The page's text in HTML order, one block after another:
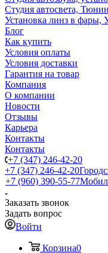
Студия автосвета,
Установка линз в фары,
Блог
Как купить
Условия оплаты
Условия доставки
Гарантия на товар
Компания
О компании
Новости
Отзывы
Карьера
Контакты
Контакты
+7 (347) 246-42-20
+7 (347) 246-42-20
+7 (960) 390-55-77
Заказать звонок
Задать вопрос
Войти
Корзина0